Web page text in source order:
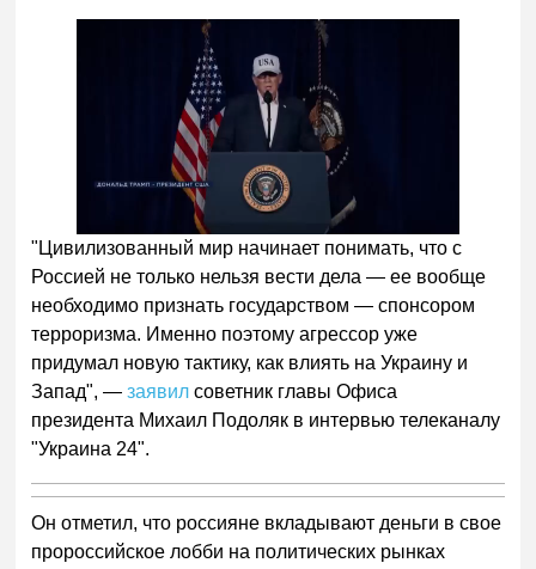
Следующее видео через
5
Отмена
"Цивилизованный мир начинает понимать, что с
Россией не только нельзя вести дела — ее вообще
необходимо признать государством — спонсором
терроризма. Именно поэтому агрессор уже
придумал новую тактику, как влиять на Украину и
Запад", —заявил советник главы Офиса
президента Михаил Подоляк в интервью телеканалу
"Украина 24".
Он отметил, что россияне вкладывают деньги в свое
пророссийское лобби на политических рынках